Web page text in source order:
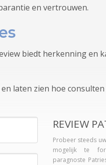
en vertrouwen.
biedt herkenning en
laten zien hoe
REVIEW
Probeer steeds
mogelijk te
paragnoste